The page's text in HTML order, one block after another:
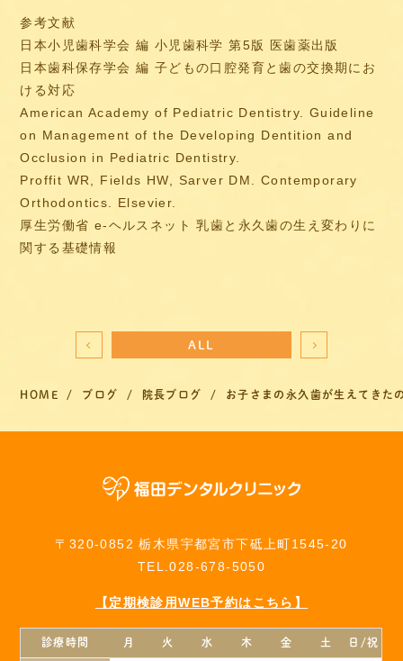
参考文献
日本小児歯科学会 編 小児歯科学 第5版 医歯薬出版
日本歯科保存学会 編 子どもの口腔発育と歯の交換期にお
ける対応
American Academy of Pediatric Dentistry. Guideline
on Management of the Developing Dentition and
Occlusion in Pediatric Dentistry.
Proffit WR, Fields HW, Sarver DM. Contemporary
Orthodontics. Elsevier.
厚生労働省 e-ヘルスネット 乳歯と永久歯の生え変わりに
関する基礎情報
ALL
HOME ブログ 院長ブログ お子さまの永久歯が生えてき
〒320-0852 栃木県宇都宮市下砥上町1545-20
TEL.028-678-5050
【定期検診用WEB予約はこちら】
診療時間 月 火 水 木 金 土 日/祝